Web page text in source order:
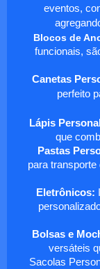
eventos,
Blocos de
funcionais,
Canetas
perfeito
Lápis
que
Pastas
para
Eletrônicos:
Bolsas e
versáteis
Sacolas